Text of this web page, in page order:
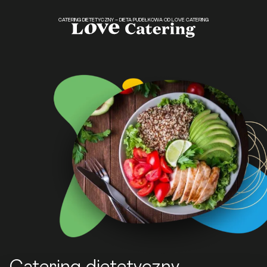
CATERING DIETETYCZNY – DIETA PUDEŁKOWA OD LOVE CATERING